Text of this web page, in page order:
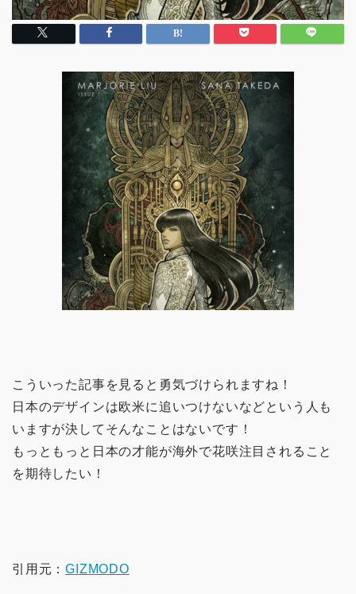
こういった記事を見ると勇気づけられますね！
日本のデザインは欧米に追いつけないなどという人も
いますが決してそんなことはないです！
もっともっと日本の才能が海外で花咲注目されること
を期待したい！
引用元：GIZMODO